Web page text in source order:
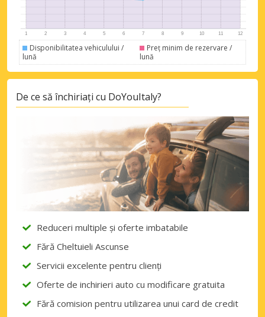
Disponibilitatea vehiculului /
lună
Preț minim de rezervare /
lună
De ce să închiriați cu DoYouItaly?
Reduceri multiple și oferte imbatabile
Fără Cheltuieli Ascunse
Servicii excelente pentru clienți
Oferte de inchirieri auto cu modificare gratuita
Fără comision pentru utilizarea unui card de credit